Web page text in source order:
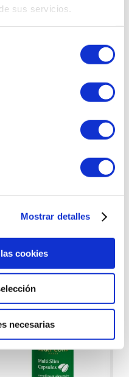
sus servicios.
Mostrar detalles
cookies
necesarias
similares